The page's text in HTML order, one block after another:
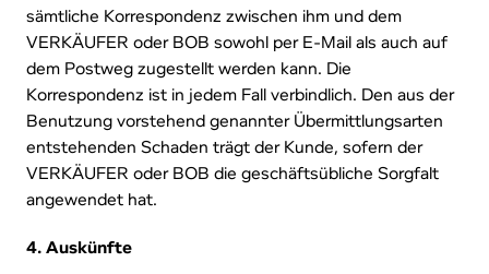
sämtliche Korrespondenz zwischen ihm und dem
VERKÄUFER oder BOB sowohl per E-Mail als auch auf
dem Postweg zugestellt werden kann. Die
Korrespondenz ist in jedem Fall verbindlich. Den aus der
Benutzung vorstehend genannter Übermittlungsarten
entstehenden Schaden trägt der Kunde, sofern der
VERKÄUFER oder BOB die geschäftsübliche Sorgfalt
angewendet hat.
4. Auskünfte